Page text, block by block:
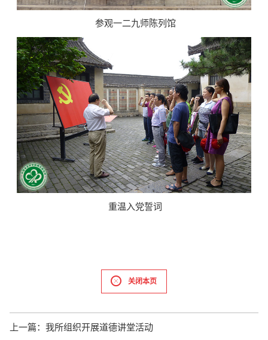
参观一二九师陈列馆
重温入党誓词
关闭本页
上一篇： 我所组织开展道德讲堂活动